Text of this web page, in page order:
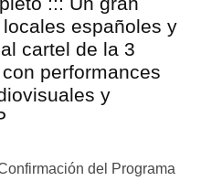
españoles y
cartel de la 3
performances
y
del Programa